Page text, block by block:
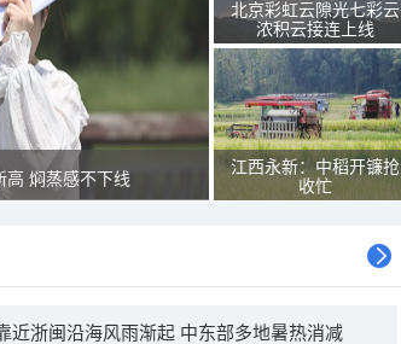
高 焖蒸感不下线
北京彩虹云隙光七彩云
浓积云接连上线
江西永新：中稻开镰抢
收忙
近浙闽沿海风雨渐起 中东部多地暑热消减